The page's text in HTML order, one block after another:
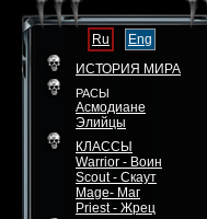
Ru
Eng
ИСТОРИЯ МИРА
РАСЫ
Асмодиане
Элийцы
КЛАССЫ
Warrior - Воин
Scout - Скаут
Mage- Маг
Priest - Жрец